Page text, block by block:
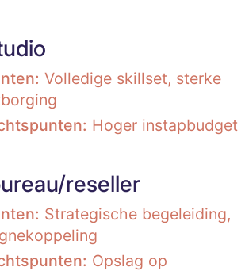
Volledige skillset, sterke
Hoger instapbudget
reseller
Strategische begeleiding,
Opslag op